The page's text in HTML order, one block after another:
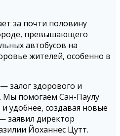
за почти половину
превышающего
автобусов на
жителей, особенно в
залог здорового и
Мы помогаем Сан-Паулу
удобнее, создавая новые
заявил директор
Йоханнес Цутт.